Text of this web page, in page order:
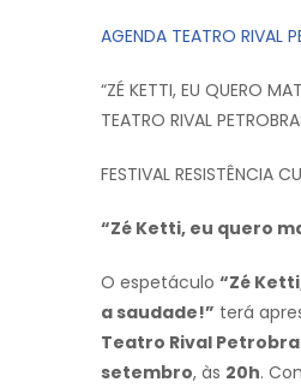
AGENDA TEATRO RIVAL
“ZÉ KETTI, EU QUERO
TEATRO RIVAL
FESTIVAL RESISTÊNCIA
“Zé Ketti, eu quero
O espetáculo “Zé
a saudade!” terá
Teatro Rival
setembro, às 20h.